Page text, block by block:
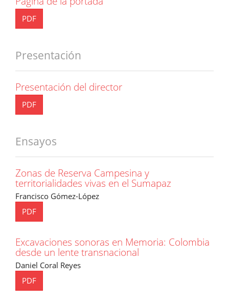
PDF
Presentación
Presentación del director
PDF
Ensayos
Zonas de Reserva Campesina y
territorialidades vivas en el Sumapaz
Francisco Gómez-López
PDF
Excavaciones sonoras en Memoria: Colombia
desde un lente transnacional
Daniel Coral Reyes
PDF